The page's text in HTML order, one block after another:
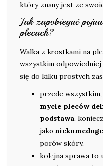
który znany jest ze
Jak zapobiegać
plecach?
Walka z krostkami na
wszystkim
się do kilku prostych
przede wszystkim,
mycie pleców
podstawa,
jako
porów skóry,
kolejna sprawa to